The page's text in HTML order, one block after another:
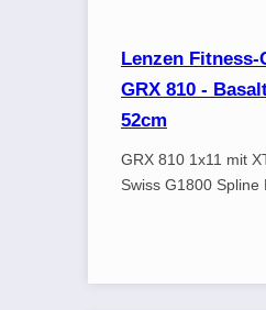
Lenzen
GRX 810 -
52cm
GRX 810 1x11 mit
Swiss G1800 Spline